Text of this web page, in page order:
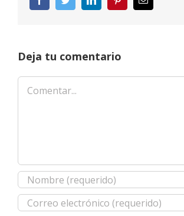
electrónico
Deja tu comentario
Comentar